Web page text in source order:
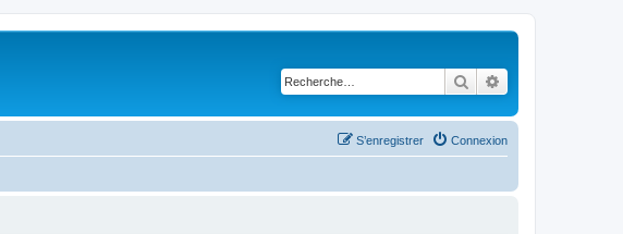
Rechercher
Connexion
S’enregistrer